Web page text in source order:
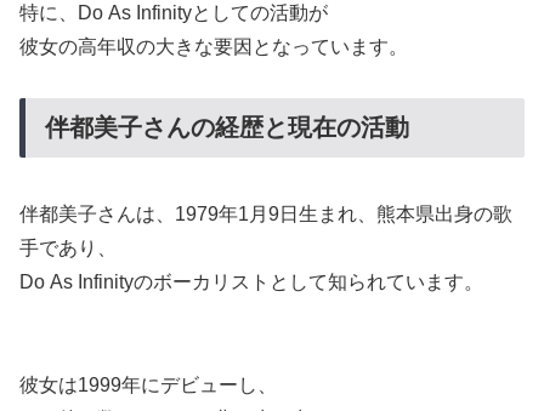
特に、Do As Infinityとしての活動が
彼女の高年収の大きな要因となっています。
伴都美子さんの経歴と現在の活動
伴都美子さんは、1979年1月9日生まれ、熊本県出身の歌
手であり、
Do As Infinityのボーカリストとして知られています。
彼女は1999年にデビューし、